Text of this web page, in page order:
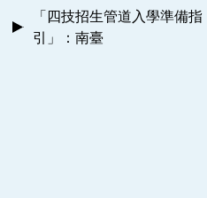
「四技招生管道入學準備指
引」：南臺